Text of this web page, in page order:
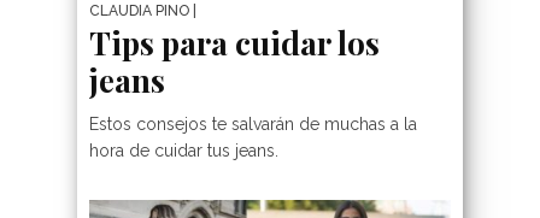
10 Ideas De Outfit
Chaqueta De Cuero
Para Lucir Con
Y Actitud
CLAUDIA PINO
Tips para cuidar los
jeans
Estos consejos te salvarán de muchas a la
hora de cuidar tus jeans.